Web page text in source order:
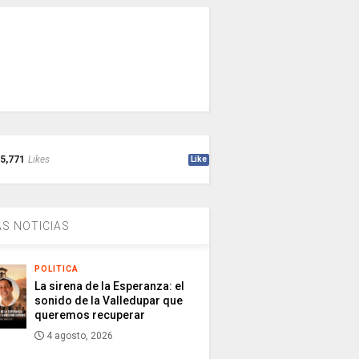
5,771 Likes Like
NOTICIAS
POLITICA
La sirena de la Esperanza: el
sonido de la Valledupar que
queremos recuperar
4 agosto, 2026